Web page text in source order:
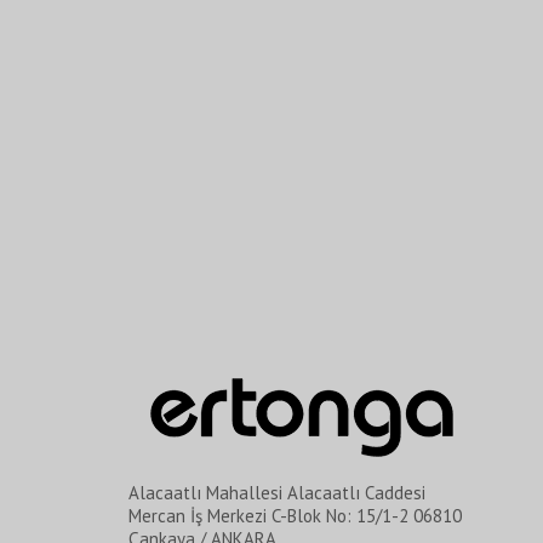
Alacaatlı Mahallesi Alacaatlı Caddesi
Mercan İş Merkezi C-Blok No: 15/1-2 06810